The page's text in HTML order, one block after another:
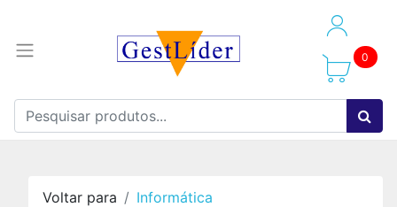
0
Voltar para Informática